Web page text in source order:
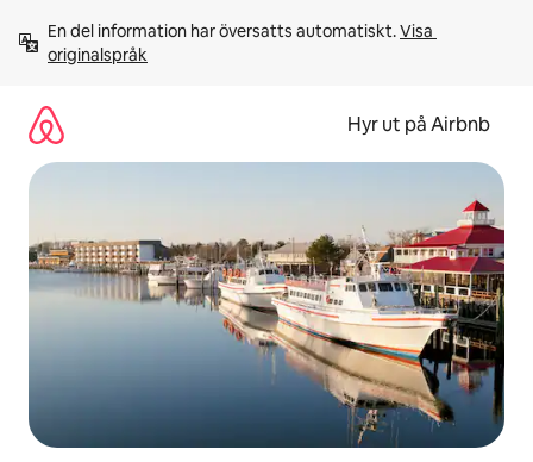
innehåll
En del information har översatts automatiskt. Visa
originalspråk
Hyr ut på Airbnb